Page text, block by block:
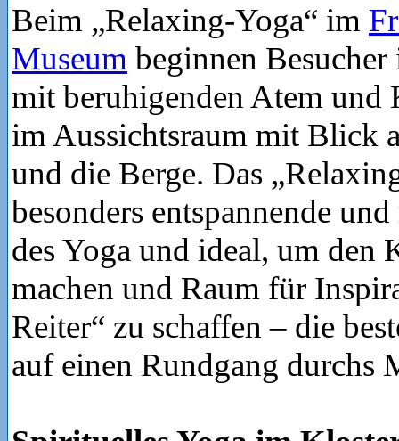
Beim „Relaxing-Yoga“ im
Museum beginnen
mit beruhigenden Atem und
im Aussichtsraum mit Blick
und die Berge. Das
besonders entspannende
des Yoga und ideal, um den
machen und Raum für
Reiter“ zu schaffen – die
auf einen Rundgang durchs